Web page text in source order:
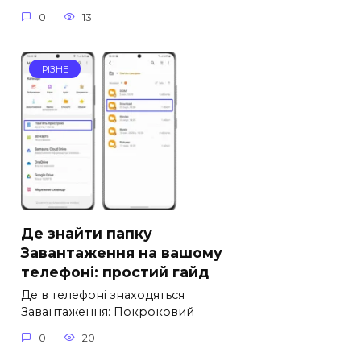
0 13
РІЗНЕ
Де знайти папку
Завантаження на вашому
телефоні: простий гайд
Де в телефоні знаходяться
Завантаження: Покроковий
0 20